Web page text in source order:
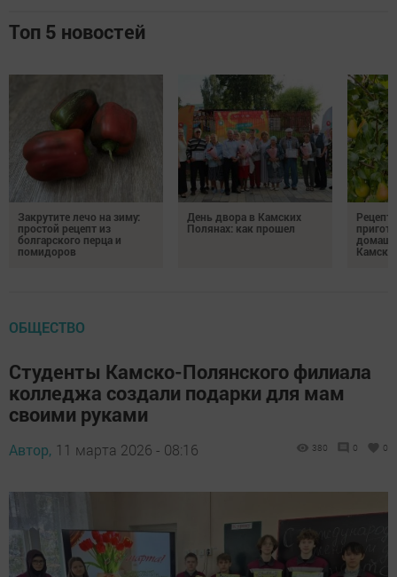
Топ 5 новостей
Закрутите лечо на зиму:
простой рецепт из
болгарского перца и
помидоров
День двора в Камских
Полянах: как прошел
ОБЩЕСТВО
Студенты Камско-Полянского филиала
колледжа создали подарки для мам
своими руками
Автор, 11 марта 2026 - 08:16 380 0 0